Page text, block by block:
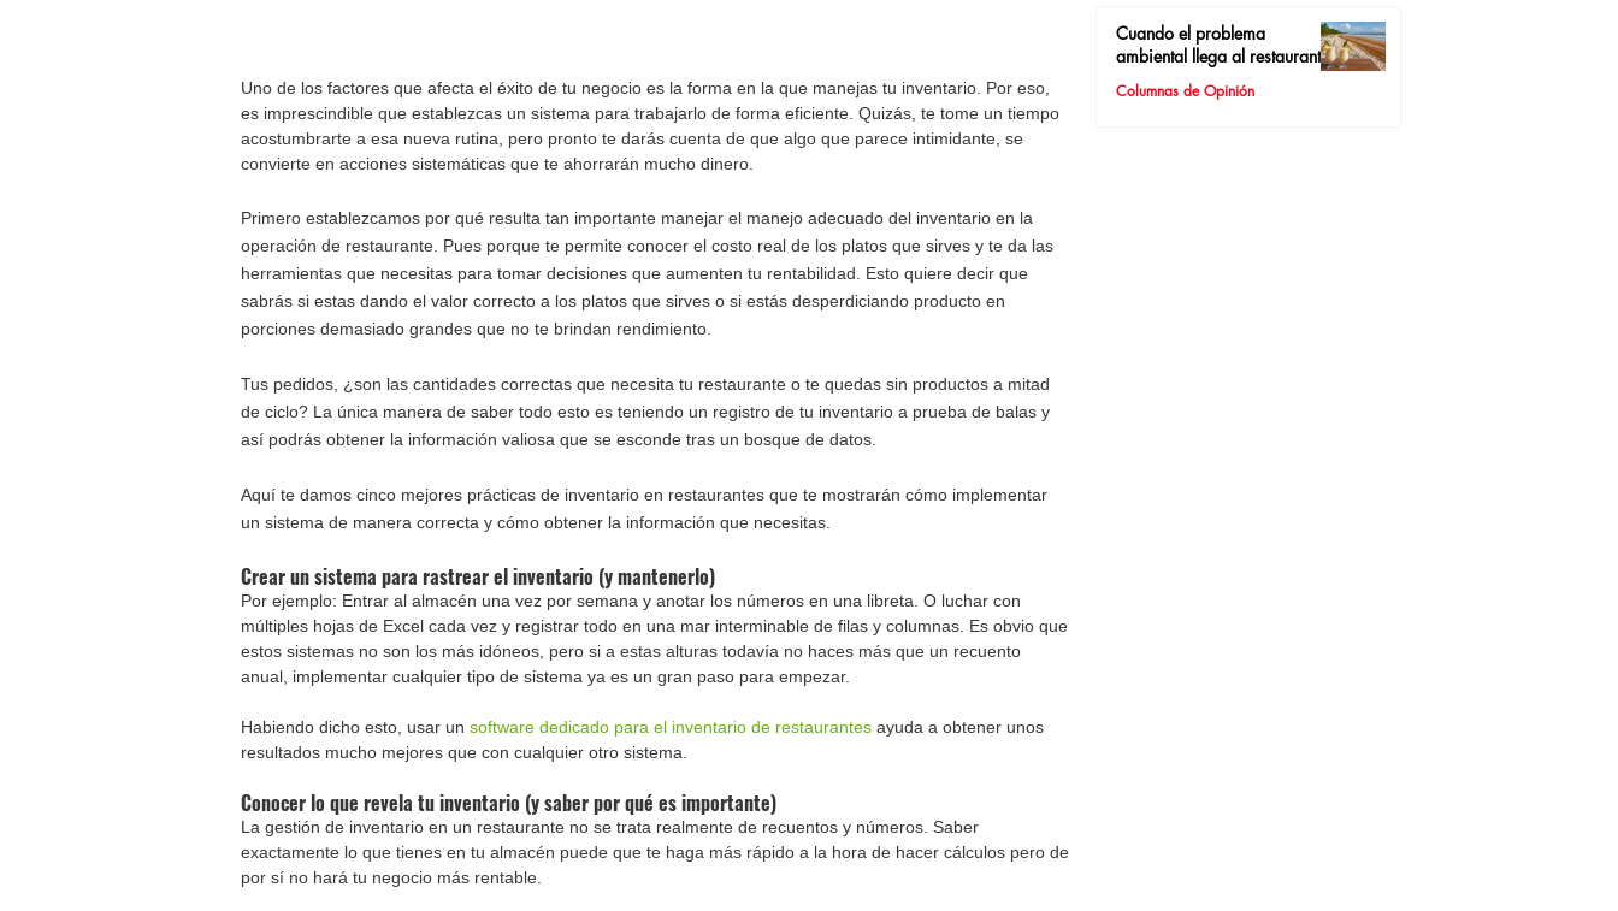
Uno de los factores que afecta el éxito de tu negocio es la forma en la que manejas tu inventario. Por eso,
es imprescindible que establezcas un sistema para trabajarlo de forma eficiente. Quizás, te tome un tiempo
acostumbrarte a esa nueva rutina, pero pronto te darás cuenta de que algo que parece intimidante, se
convierte en acciones sistemáticas que te ahorrarán mucho dinero.
Primero establezcamos por qué resulta tan importante manejar el manejo adecuado del inventario en la
operación de restaurante. Pues porque te permite conocer el costo real de los platos que sirves y te da las
herramientas que necesitas para tomar decisiones que aumenten tu rentabilidad. Esto quiere decir que
sabrás si estas dando el valor correcto a los platos que sirves o si estás desperdiciando producto en
porciones demasiado grandes que no te brindan rendimiento.
Tus pedidos, ¿son las cantidades correctas que necesita tu restaurante o te quedas sin productos a mitad
de ciclo? La única manera de saber todo esto es teniendo un registro de tu inventario a prueba de balas y
así podrás obtener la información valiosa que se esconde tras un bosque de datos.
Aquí te damos cinco mejores prácticas de inventario en restaurantes que te mostrarán cómo implementar
un sistema de manera correcta y cómo obtener la información que necesitas.
Crear un sistema para rastrear el inventario (y mantenerlo)
Por ejemplo: Entrar al almacén una vez por semana y anotar los números en una libreta. O luchar con
múltiples hojas de Excel cada vez y registrar todo en una mar interminable de filas y columnas. Es obvio que
estos sistemas no son los más idóneos, pero si a estas alturas todavía no haces más que un recuento
anual, implementar cualquier tipo de sistema ya es un gran paso para empezar.
Habiendo dicho esto, usar un software dedicado para el inventario de restaurantes ayuda a obtener unos
resultados mucho mejores que con cualquier otro sistema.
Conocer lo que revela tu inventario (y saber por qué es importante)
La gestión de inventario en un restaurante no se trata realmente de recuentos y números. Saber
exactamente lo que tienes en tu almacén puede que te haga más rápido a la hora de hacer cálculos pero de
por sí no hará tu negocio más rentable.
Cuando el problema
ambiental llega al restaurante
Columnas de Opinión